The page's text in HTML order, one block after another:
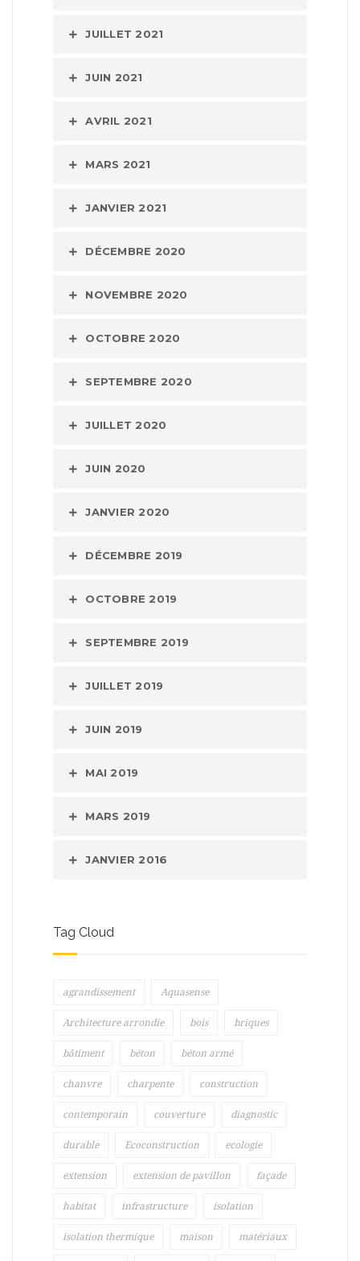
JUILLET 2021
JUIN 2021
AVRIL 2021
MARS 2021
JANVIER 2021
DÉCEMBRE 2020
NOVEMBRE 2020
OCTOBRE 2020
SEPTEMBRE 2020
JUILLET 2020
JUIN 2020
JANVIER 2020
DÉCEMBRE 2019
OCTOBRE 2019
SEPTEMBRE 2019
JUILLET 2019
JUIN 2019
MAI 2019
MARS 2019
JANVIER 2016
Tag Cloud
agrandissement Aquasense
Architecture arrondie bois briques
bâtiment béton béton armé
chanvre charpente construction
contemporain couverture diagnostic
durable Ecoconstruction ecologie
extension extension de pavillon façade
habitat infrastructure isolation
isolation thermique maison matériaux